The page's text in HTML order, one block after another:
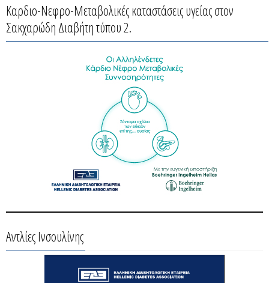
Καρδιο-Νεφρο-Μεταβολικές καταστάσεις υγείας στον
Σακχαρώδη Διαβήτη τύπου 2.
Αντλίες Ινσουλίνης